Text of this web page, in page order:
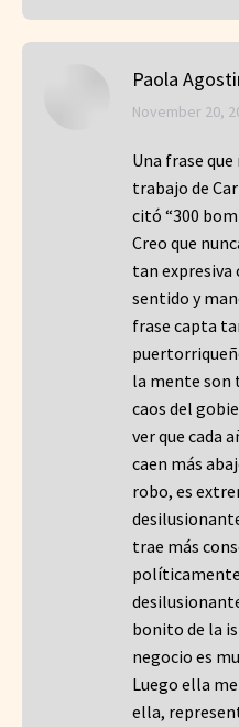
Paola
says:
November 20,
Una frase
trabajo de
citó “300
Creo que
tan expresiva
sentido y
frase capta
la mente son
caos del
ver que cada
caen más
robo, es
trae más
bonito de la
negocio es
Luego ella
ella,